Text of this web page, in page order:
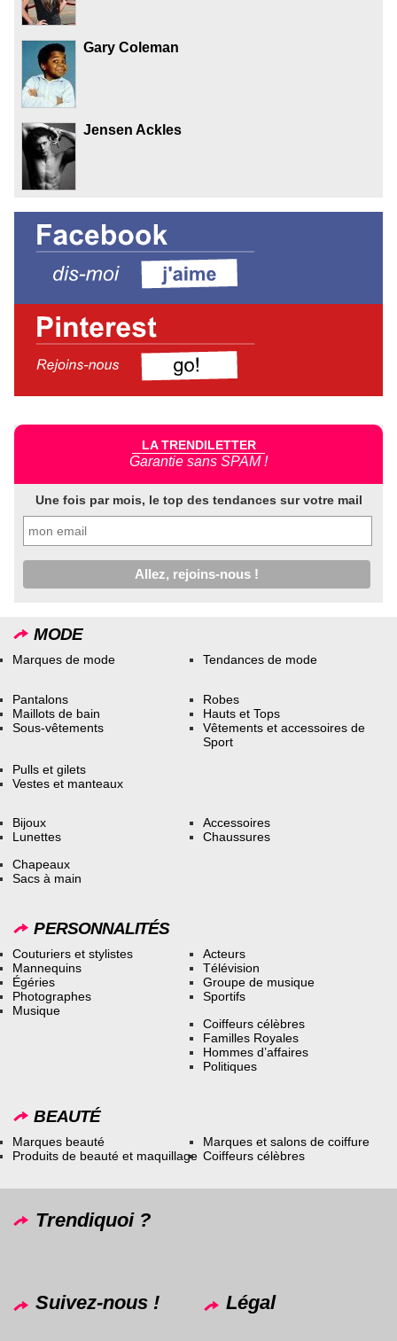
Gary Coleman
Jensen Ackles
LA TRENDILETTER
Garantie sans SPAM !
Une fois par mois, le top des tendances sur votre mail
MODE
Marques de mode Tendances de mode
Pantalons
Maillots de bain
Sous-vêtements
Robes
Hauts et Tops
Vêtements et accessoires de
Sport
Pulls et gilets
Vestes et manteaux
Bijoux
Lunettes
Accessoires
Chaussures
Chapeaux
Sacs à main
PERSONNALITÉS
Couturiers et stylistes
Mannequins
Égéries
Photographes
Musique
Acteurs
Télévision
Groupe de musique
Sportifs
Coiffeurs célèbres
Familles Royales
Hommes d’affaires
Politiques
BEAUTÉ
Marques beauté
Produits de beauté et maquillage
Marques et salons de coiffure
Coiffeurs célèbres
Trendiquoi ?
Suivez-nous ! Légal